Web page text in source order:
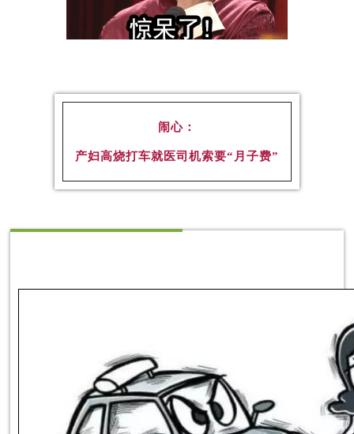
闹心：
产妇高烧打车就医司机索要“月子费”